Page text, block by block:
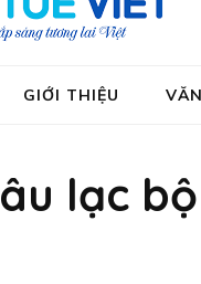
GIỚI THIỆU
lạc